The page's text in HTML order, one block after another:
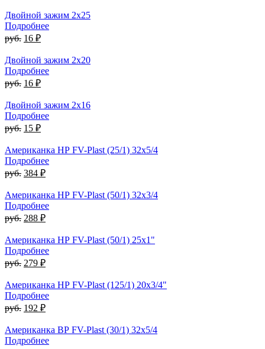
Двойной зажим 2x25
Подробнее
руб. 16 ₽
Двойной зажим 2x20
Подробнее
руб. 16 ₽
Двойной зажим 2x16
Подробнее
руб. 15 ₽
Американка НР FV-Plast (25/1) 32х5/4
Подробнее
руб. 384 ₽
Американка НР FV-Plast (50/1) 32х3/4
Подробнее
руб. 288 ₽
Американка НР FV-Plast (50/1) 25х1"
Подробнее
руб. 279 ₽
Американка НР FV-Plast (125/1) 20х3/4"
Подробнее
руб. 192 ₽
Американка ВР FV-Plast (30/1) 32х5/4
Подробнее